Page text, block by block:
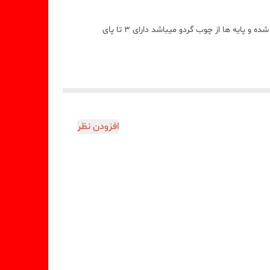
ابعاد تخته سرو پایه دار طرح خورشید کد F 101 با اندازه 30 * 28 سانت با ارتفاع ۸ سانت میباشد تخته روستیک از چوب درخت توت درست شده و پایه ها از چوب گردو میباشد دارای 3 تا پای
افزودن نظر